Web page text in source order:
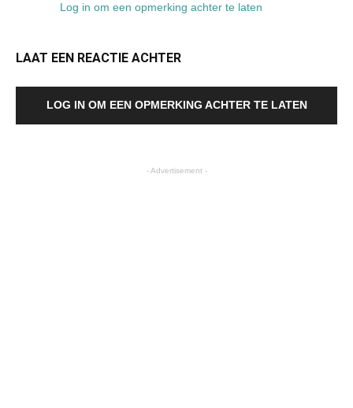
Log in om een opmerking achter te laten
LAAT EEN REACTIE ACHTER
LOG IN OM EEN OPMERKING ACHTER TE LATEN
- Advertisement -